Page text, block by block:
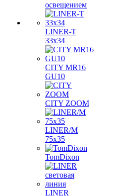
освещением
LINER-T
33x34
CITY MR16
GU10
CITY ZOOM
LINER/M
75х35
TomDixon
LINER